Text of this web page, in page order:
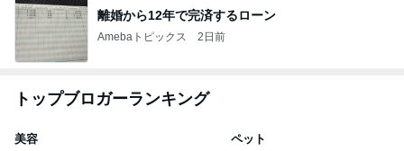
離婚から12年で完済するローン
Amebaトピックス 2日前
トップブロガーランキング
美容 ペット